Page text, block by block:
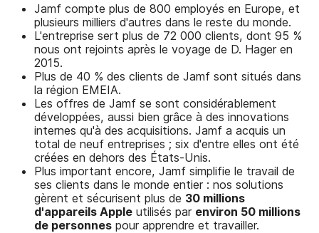
Jamf compte plus de 800 employés en Europe, et
plusieurs milliers d'autres dans le reste du monde.
L'entreprise sert plus de 72 000 clients, dont 95 %
nous ont rejoints après le voyage de D. Hager en
2015.
Plus de 40 % des clients de Jamf sont situés dans
la région EMEIA.
Les offres de Jamf se sont considérablement
développées, aussi bien grâce à des innovations
internes qu'à des acquisitions. Jamf a acquis un
total de neuf entreprises ; six d'entre elles ont été
créées en dehors des États-Unis.
Plus important encore, Jamf simplifie le travail de
ses clients dans le monde entier : nos solutions
gèrent et sécurisent plus de 30 millions
d'appareils Apple utilisés par environ 50 millions
de personnes pour apprendre et travailler.